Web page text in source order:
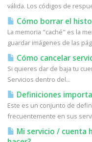
válida. Los códigos de
Cómo borrar el
La memoria "caché" es la
guardar imágenes de las
Cómo cancelar
Si quieres dar de baja tu
Servicios dentro del...
Definiciones
Este es un conjunto de
frecuentemente en sus
Mi servicio / cuenta